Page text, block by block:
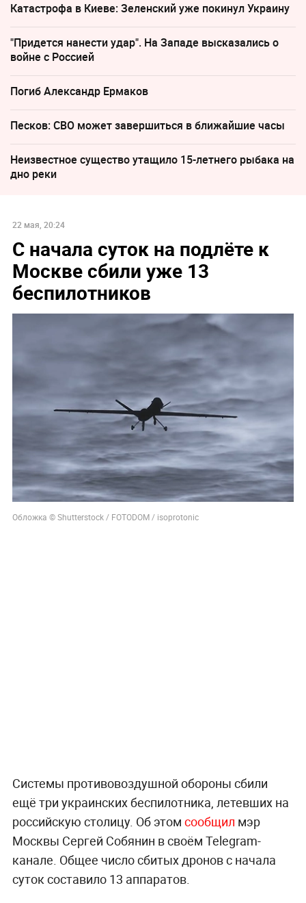
Катастрофа в Киеве: Зеленский уже покинул Украину
"Придется нанести удар". На Западе высказались о
войне с Россией
Погиб Александр Ермаков
Песков: СВО может завершиться в ближайшие часы
Неизвестное существо утащило 15-летнего рыбака на
дно реки
22 мая, 20:24
С начала суток на подлёте к
Москве сбили уже 13
беспилотников
Обложка © Shutterstock / FOTODOM / isoprotonic
Системы противовоздушной обороны сбили
ещё три украинских беспилотника, летевших на
российскую столицу. Об этом сообщил мэр
Москвы Сергей Собянин в своём Telegram-
канале. Общее число сбитых дронов с начала
суток составило 13 аппаратов.